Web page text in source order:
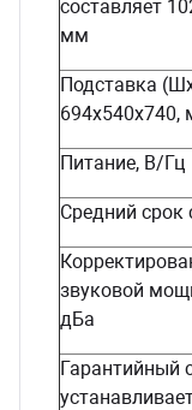
составляет
мм
Подставка
694х540х740,
Питание, В/Гц
Средний срок
звуковой
дБа
Гарантийный